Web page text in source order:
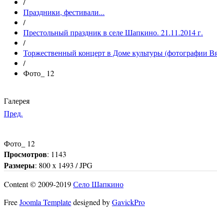
Праздники, фестивали...
/
Престольный праздник в селе Шапкино. 21.11.2014 г.
/
Торжественный концерт в Доме культуры (фотографии
/
Фото_ 12
Галерея
Пред.
Фото_ 12
Просмотров: 1143
Размеры: 800 x 1493 / JPG
Content © 2009-2019Село Шапкино
FreeJoomla Templatedesigned byGavickPro